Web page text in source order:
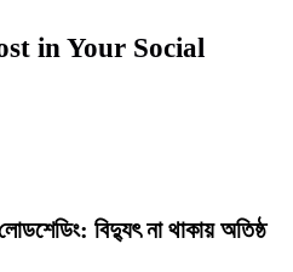
in Your Social
বিদ্যুৎ না থাকায় অতিষ্ঠ